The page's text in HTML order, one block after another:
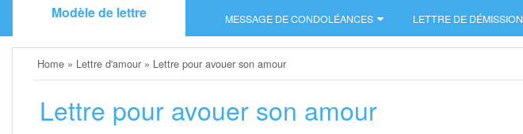
Modèle de lettre MESSAGE DE CONDOLÉANCES LETTRE DE DÉMISSION
Home » Lettre d'amour » Lettre pour avouer son amour
Lettre pour avouer son amour